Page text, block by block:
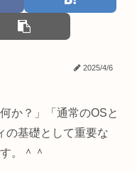
2025/4/6
か？」「通常のOSと
の基礎として重要な
。＾＾